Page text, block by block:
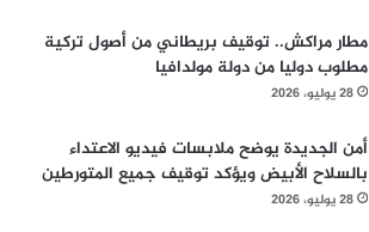
مطار مراكش.. توقيف بريطاني من أصول تركية
مطلوب دوليا من دولة مولدافيا
28 يوليو، 2026
أمن الجديدة يوضح ملابسات فيديو الاعتداء
بالسلاح الأبيض ويؤكد توقيف جميع المتورطين
28 يوليو، 2026